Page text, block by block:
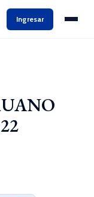
Ingresar